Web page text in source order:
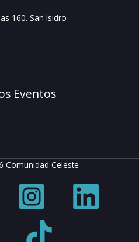
160. San Isidro
Eventos
Comunidad Celeste